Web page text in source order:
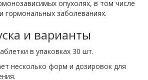
опухолях, в том числе
гормональных заболеваниях.
и варианты
в упаковках 30 шт.
несколько форм и дозировок для